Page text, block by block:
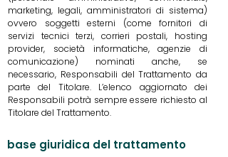
marketing, legali, amministratori di sistema)
ovvero soggetti esterni (come fornitori di
servizi tecnici terzi, corrieri postali, hosting
provider, società informatiche, agenzie di
comunicazione) nominati anche, se
necessario, Responsabili del Trattamento da
parte del Titolare. L’elenco aggiornato dei
Responsabili potrà sempre essere richiesto al
Titolare del Trattamento.
base giuridica del trattamento